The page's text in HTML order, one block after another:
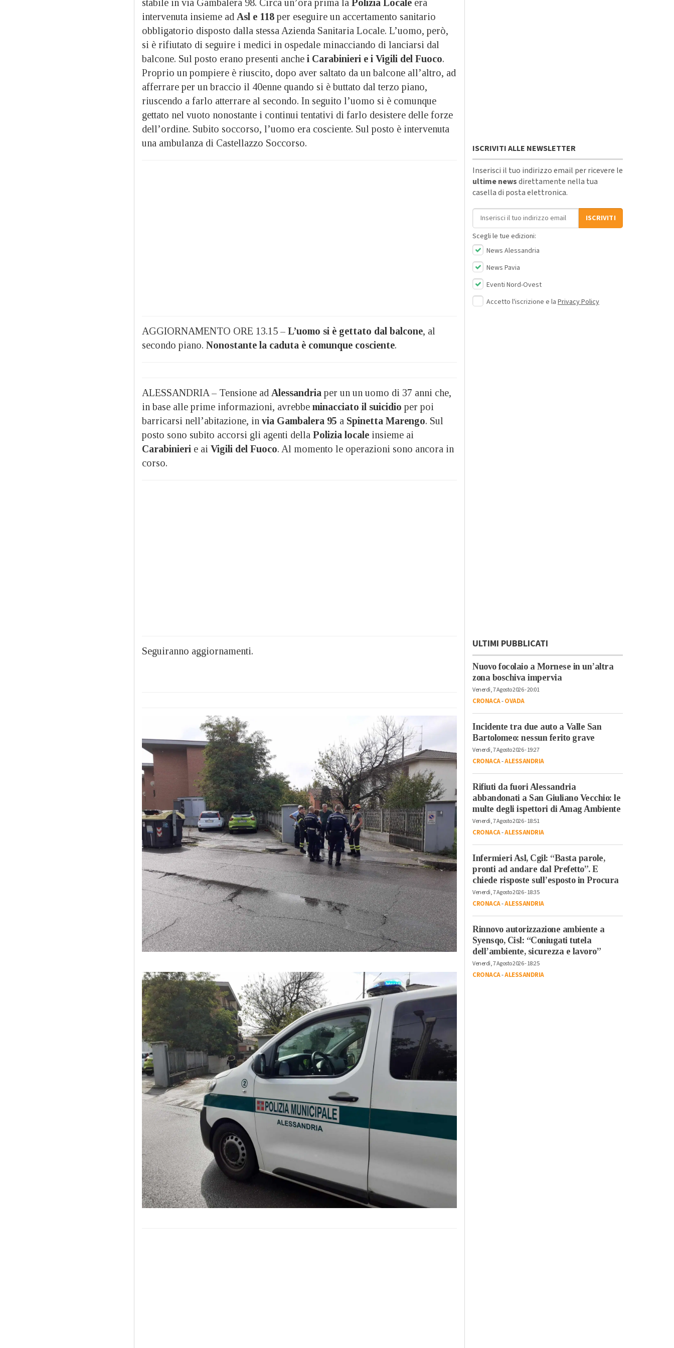
stabile in via Gambalera 98. Circa un’ora prima la Polizia Locale era
intervenuta insieme ad Asl e 118 per eseguire un accertamento sanitario
obbligatorio disposto dalla stessa Azienda Sanitaria Locale. L’uomo, però,
si è rifiutato di seguire i medici in ospedale minacciando di lanciarsi dal
balcone. Sul posto erano presenti anche i Carabinieri e i Vigili del Fuoco.
Proprio un pompiere è riuscito, dopo aver saltato da un balcone all’altro, ad
afferrare per un braccio il 40enne quando si è buttato dal terzo piano,
riuscendo a farlo atterrare al secondo. In seguito l’uomo si è comunque
gettato nel vuoto nonostante i continui tentativi di farlo desistere delle forze
dell’ordine. Subito soccorso, l’uomo era cosciente. Sul posto è intervenuta
una ambulanza di Castellazzo Soccorso.
AGGIORNAMENTO ORE 13.15 – L’uomo si è gettato dal balcone, al
secondo piano. Nonostante la caduta è comunque cosciente.
ALESSANDRIA – Tensione ad Alessandria per un un uomo di 37 anni che,
in base alle prime informazioni, avrebbe minacciato il suicidio per poi
barricarsi nell’abitazione, in via Gambalera 95 a Spinetta Marengo. Sul
posto sono subito accorsi gli agenti della Polizia locale insieme ai
Carabinieri e ai Vigili del Fuoco. Al momento le operazioni sono ancora in
corso.
Seguiranno aggiornamenti.
ISCRIVITI ALLE NEWSLETTER
Inserisci il tuo indirizzo email per ricevere le
ultime newsdirettamente nella tua
casella di posta elettronica.
Indirizzo email
ISCRIVITI
Scegli le tue edizioni:
News Alessandria
News Pavia
Eventi Nord-Ovest
Accetto l'iscrizione e la Privacy Policy
ULTIMI PUBBLICATI
Nuovo focolaio a Mornese in un’altra
zona boschiva impervia
Venerdì, 7 Agosto 2026 - 20:01
CRONACA-OVADA
Incidente tra due auto a Valle San
Bartolomeo: nessun ferito grave
Venerdì, 7 Agosto 2026 - 19:27
CRONACA-ALESSANDRIA
Rifiuti da fuori Alessandria
abbandonati a San Giuliano Vecchio: le
multe degli ispettori di Amag Ambiente
Venerdì, 7 Agosto 2026 - 18:51
CRONACA-ALESSANDRIA
Infermieri Asl, Cgil: “Basta parole,
pronti ad andare dal Prefetto”. E
chiede risposte sull’esposto in Procura
Venerdì, 7 Agosto 2026 - 18:35
CRONACA-ALESSANDRIA
Rinnovo autorizzazione ambiente a
Syensqo, Cisl: “Coniugati tutela
dell’ambiente, sicurezza e lavoro”
Venerdì, 7 Agosto 2026 - 18:25
CRONACA-ALESSANDRIA